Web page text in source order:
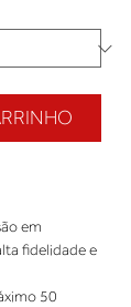
em
fidelidade e
50